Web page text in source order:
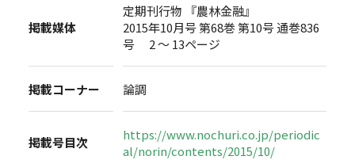
掲載媒体
定期刊行物 『農林金融』
2015年10月号 第68巻 第10号 通巻836
号 2 ～ 13ページ
掲載コーナー 論調
掲載号目次
https://www.nochuri.co.jp/periodic
al/norin/contents/2015/10/